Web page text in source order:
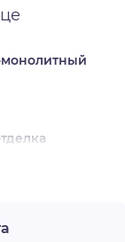
неорусский
стране в
на
станет